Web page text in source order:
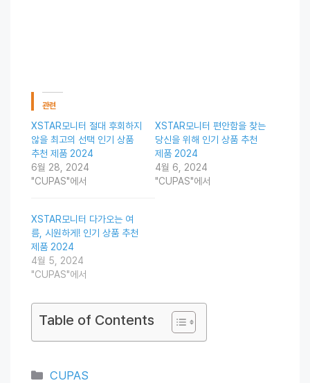
관련
XSTAR모니터 절대 후회하지
않을 최고의 선택 인기 상품
추천 제품 2024
6월 28, 2024
"CUPAS"에서
XSTAR모니터 편안함을 찾는
당신을 위해 인기 상품 추천
제품 2024
4월 6, 2024
"CUPAS"에서
XSTAR모니터 다가오는 여
름, 시원하게! 인기 상품 추천
제품 2024
4월 5, 2024
"CUPAS"에서
Table of Contents
Categories
CUPAS